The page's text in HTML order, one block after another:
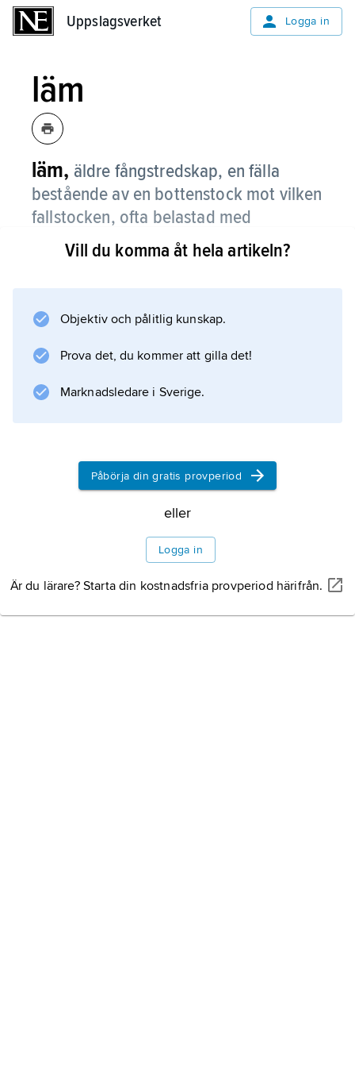
Uppslagsverket Logga in
läm
läm, äldre fångstredskap, en fälla
bestående av en bottenstock mot vilken
fallstocken, ofta belastad med
stenblock, föll och avlivade bytesdjuret,
när detta utlöste fällans giller.
stock
flake
.
Information om artikeln
Vill du komma åt hela artikeln?
Objektiv och pålitlig kunskap.
Prova det, du kommer att gilla det!
Marknadsledare i Sverige.
Påbörja din gratis provperiod
eller
Logga in
Är du lärare? Starta din kostnadsfria provperiod härifrån.